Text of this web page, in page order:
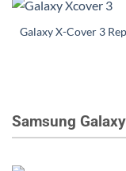
Galaxy X-Cover 3
Samsung